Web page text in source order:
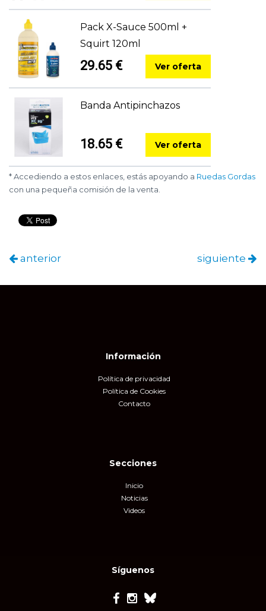
Pack X-Sauce 500ml +
Squirt 120ml
29.65 € Ver oferta
Banda Antipinchazos
18.65 € Ver oferta
* Accediendo a estos enlaces, estás apoyando a Ruedas Gordas
con una pequeña comisión de la venta.
anterior siguiente
Información
Política de privacidad
Política de Cookies
Contacto
Síguenos
Secciones
Inicio
Noticias
Videos